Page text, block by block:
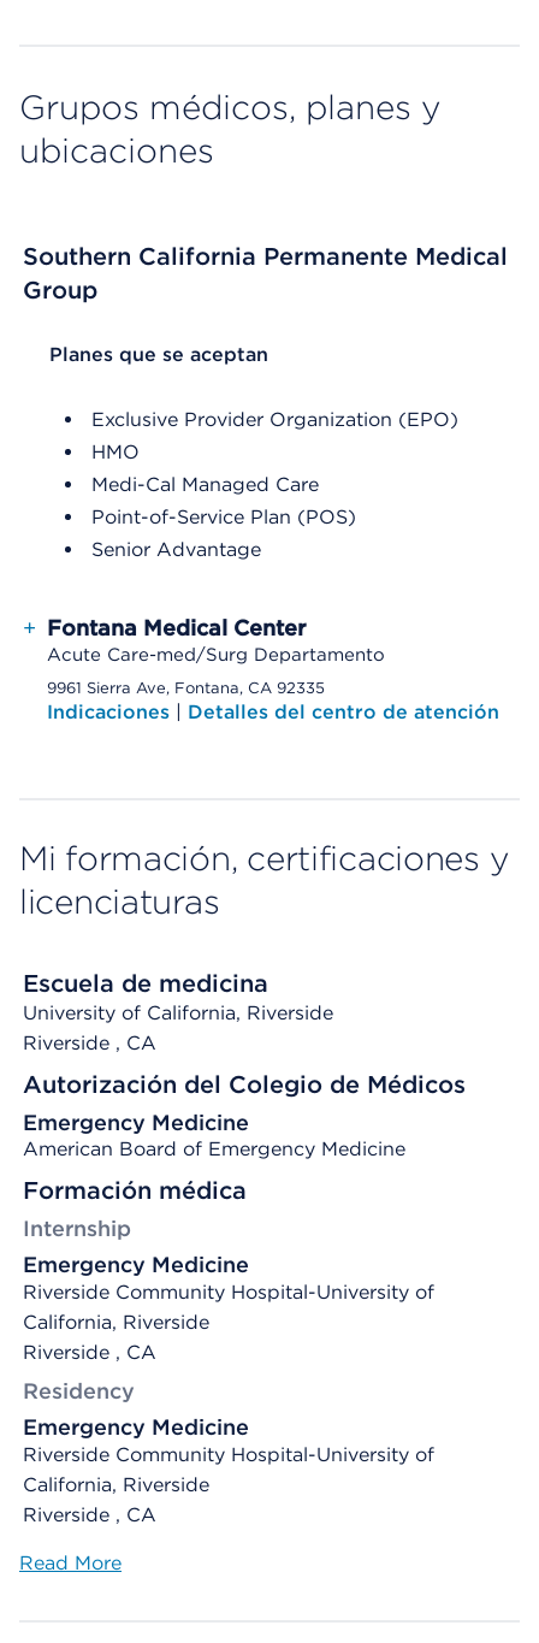
Grupos médicos, planes y
ubicaciones
Southern California Permanente Medical
Group
List Header Planes que se aceptan
Planes que se aceptan
Exclusive Provider Organization (EPO)
HMO
Medi-Cal Managed Care
Point-of-Service Plan (POS)
Senior Advantage
+ Fontana Medical Center
Acute Care-med/Surg Departamento
9961 Sierra Ave, Fontana, CA 92335
Indicaciones | Detalles del centro de atención
Mi formación, certificaciones y
licenciaturas
Escuela de medicina
University of California, Riverside
Riverside , CA
Autorización del Colegio de Médicos
Emergency Medicine
American Board of Emergency Medicine
Formación médica
Internship
Emergency Medicine
Riverside Community Hospital-University of
California, Riverside
Riverside , CA
Residency
Emergency Medicine
Riverside Community Hospital-University of
California, Riverside
Riverside , CA
Read More